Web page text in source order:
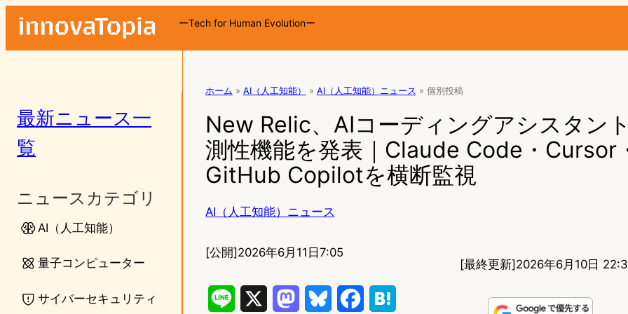
ーTech for Human Evolutionー
最新ニュース一
覧
ニュースカテゴリ
AI（人工知能）
量子コンピューター
サイバーセキュリティ
ホーム » AI（人工知能） » AI（人工知能）ニュース » 個別投稿
New Relic、AIコーディングアシスタン
測性機能を発表｜Claude Code・Cursor
GitHub Copilotを横断監視
AI（人工知能）ニュース
[公開]2026年6月11日7:05
[最終更新]2026年6月10日